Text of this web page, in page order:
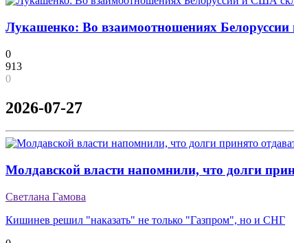
Лукашенко: Во взаимоотношениях
0
913
0
2026-07-27
Молдавской власти напомнили, что долги
Светлана Гамова
Кишинев решил "наказать" не только "Газпром", но и СНГ